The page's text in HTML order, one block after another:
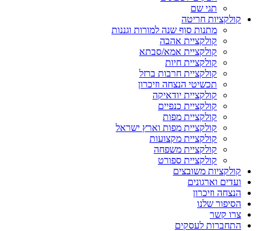
תגי שם
קולקציות חריטה
מתנות סוף שנה למורות וגננות
קולקציית אהבה
קולקציית אמא/סבתא
קולקציית חיות
קולקציית חרבות ברזל
תכשיטי הנצחה וזיכרון
קולקציית יודאיקה
קולקציית כנפיים
קולקציית מפות
קולקציית מפות וארץ ישראל
קולקציית מקצועות
קולקציית משפחה
קולקציית ספורט
קולקציות משובצים
ועדים וארגונים
הנצחה וזיכרון
הסיפור שלנו
צרו קשר
התחברות לעסקים